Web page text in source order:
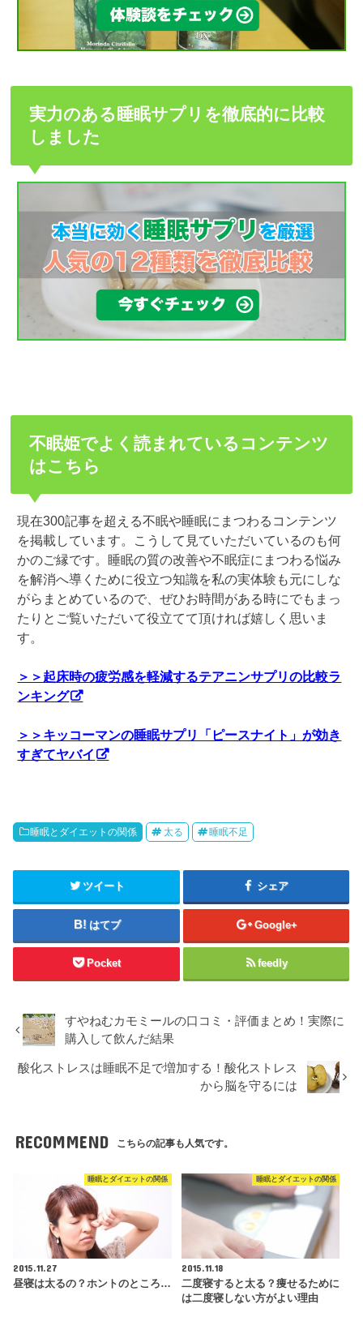
実力のある睡眠サプリを徹底的に比較
しました
不眠姫でよく読まれているコンテンツ
はこちら
現在300記事を超える不眠や睡眠にまつわるコンテンツ
を掲載しています。こうして見ていただいているのも何
かのご縁です。睡眠の質の改善や不眠症にまつわる悩み
を解消へ導くために役立つ知識を私の実体験も元にしな
がらまとめているので、ぜひお時間がある時にでもまっ
たりとご覧いただいて役立てて頂ければ嬉しく思いま
す。
＞＞起床時の疲労感を軽減するテアニンサプリの比較ラ
ンキング
＞＞キッコーマンの睡眠サプリ「ピースナイト」が効き
すぎてヤバイ
睡眠とダイエットの関係 太る 睡眠不足
ツイート シェア
はてブ Google+
Pocket feedly
すやねむカモミールの口コミ・評価まとめ！実際に
購入して飲んだ結果
酸化ストレスは睡眠不足で増加する！酸化ストレス
から脳を守るには
RECOMMEND こちらの記事も人気です。
睡眠とダイエットの関係
2015.11.27
昼寝は太るの？ホントのところ…
睡眠とダイエットの関係
2015.11.18
二度寝すると太る？痩せるために
は二度寝しない方がよい理由